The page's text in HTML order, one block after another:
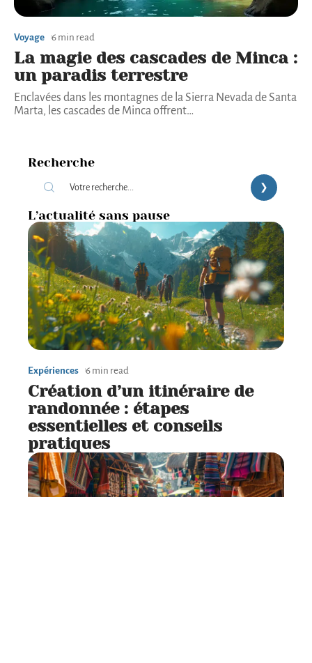
Voyage 6 min read
La magie des cascades de Minca :
un paradis terrestre
Enclavées dans les montagnes de la Sierra Nevada de Santa
Marta, les cascades de Minca offrent…
Recherche
L’actualité sans pause
Expériences 6 min read
Création d’un itinéraire de
randonnée : étapes
essentielles et conseils
pratiques